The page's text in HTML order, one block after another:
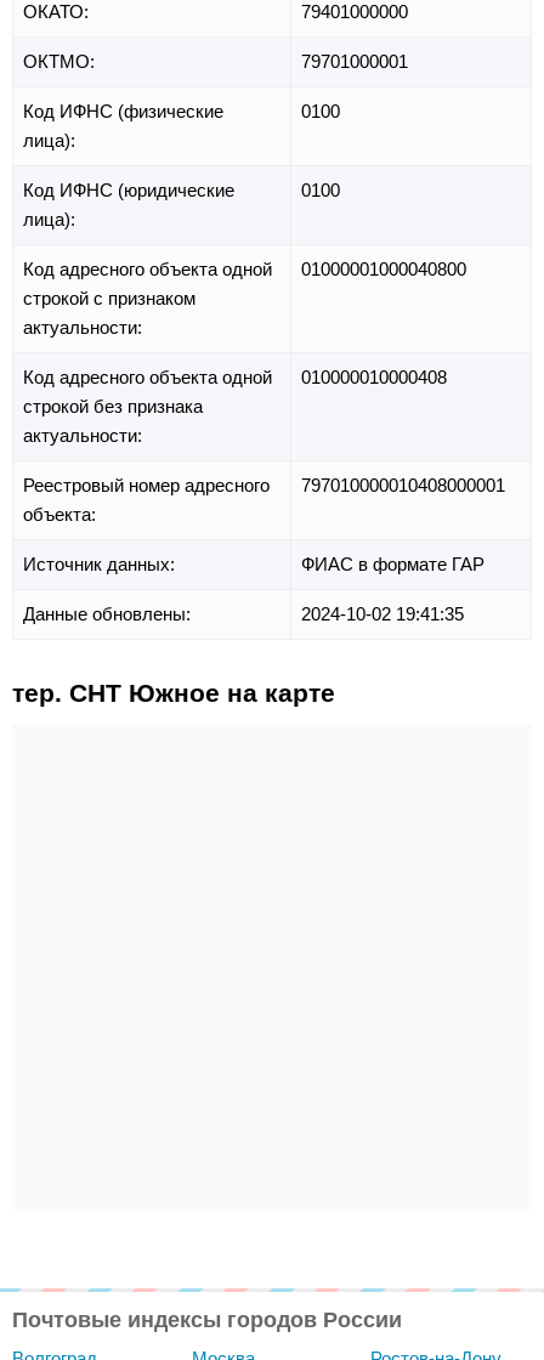
ОКАТО: 79401000000
ОКТМО: 79701000001
Код ИФНС (физические
лица):
0100
Код ИФНС (юридические
лица):
0100
Код адресного объекта одной
строкой с признаком
актуальности:
01000001000040800
Код адресного объекта одной
строкой без признака
актуальности:
010000010000408
Реестровый номер адресного
объекта:
797010000010408000001
Источник данных: ФИАС в формате ГАР
Данные обновлены: 2024-10-02 19:41:35
тер. СНТ Южное на карте
Почтовые индексы городов России